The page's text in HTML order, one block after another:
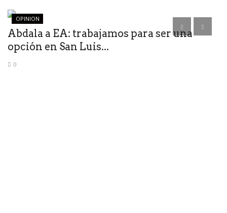
OPINION
Abdala a EA: trabajamos para ser una
opción en San Luis...
0